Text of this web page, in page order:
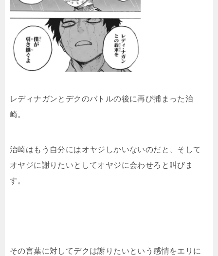
レディナガンとデクのバトルの後に再び捕まった治
崎。
治崎はもう自分にはオヤジしかいないのだと、そして
オヤジに謝りたいとしてオヤジに会わせろと叫びま
す。
その言葉に対してデクは謝りたいという感情をエリに